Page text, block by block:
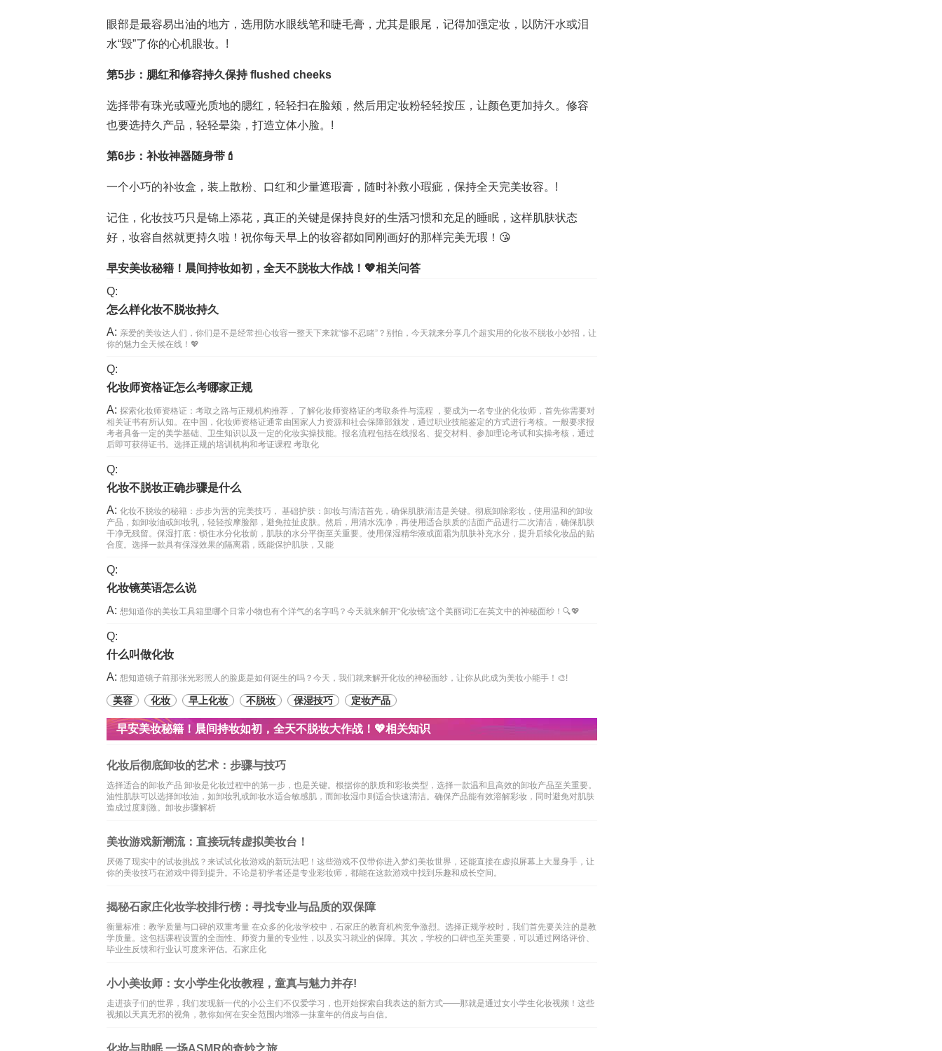
眼部是最容易出油的地方，选用防水眼线笔和睫毛膏，尤其是眼尾，记得加强定妆，以防汗水或泪
水“毁”了你的心机眼妆。!
第5步：腮红和修容持久保持 flushed cheeks
选择带有珠光或哑光质地的腮红，轻轻扫在脸颊，然后用定妆粉轻轻按压，让颜色更加持久。修容
也要选持久产品，轻轻晕染，打造立体小脸。!
第6步：补妆神器随身带💄
一个小巧的补妆盒，装上散粉、口红和少量遮瑕膏，随时补救小瑕疵，保持全天完美妆容。!
记住，化妆技巧只是锦上添花，真正的关键是保持良好的生活习惯和充足的睡眠，这样肌肤状态
好，妆容自然就更持久啦！祝你每天早上的妆容都如同刚画好的那样完美无瑕！😘
早安美妆秘籍！晨间持妆如初，全天不脱妆大作战！💖相关问答
Q:
怎么样化妆不脱妆持久
A: 亲爱的美妆达人们，你们是不是经常担心妆容一整天下来就“惨不忍睹”？别怕，今天就来分享几个超实用的化妆不脱妆小妙招，让
你的魅力全天候在线！💖
Q:
化妆师资格证怎么考哪家正规
A: 探索化妆师资格证：考取之路与正规机构推荐， 了解化妆师资格证的考取条件与流程 ，要成为一名专业的化妆师，首先你需要对
相关证书有所认知。在中国，化妆师资格证通常由国家人力资源和社会保障部颁发，通过职业技能鉴定的方式进行考核。一般要求报
考者具备一定的美学基础、卫生知识以及一定的化妆实操技能。报名流程包括在线报名、提交材料、参加理论考试和实操考核，通过
后即可获得证书。选择正规的培训机构和考证课程 考取化
Q:
化妆不脱妆正确步骤是什么
A: 化妆不脱妆的秘籍：步步为营的完美技巧， 基础护肤：卸妆与清洁首先，确保肌肤清洁是关键。彻底卸除彩妆，使用温和的卸妆
产品，如卸妆油或卸妆乳，轻轻按摩脸部，避免拉扯皮肤。然后，用清水洗净，再使用适合肤质的洁面产品进行二次清洁，确保肌肤
干净无残留。保湿打底：锁住水分化妆前，肌肤的水分平衡至关重要。使用保湿精华液或面霜为肌肤补充水分，提升后续化妆品的贴
合度。选择一款具有保湿效果的隔离霜，既能保护肌肤，又能
Q:
化妆镜英语怎么说
A: 想知道你的美妆工具箱里哪个日常小物也有个洋气的名字吗？今天就来解开“化妆镜”这个美丽词汇在英文中的神秘面纱！🔍💖
Q:
什么叫做化妆
A: 想知道镜子前那张光彩照人的脸庞是如何诞生的吗？今天，我们就来解开化妆的神秘面纱，让你从此成为美妆小能手！🎨!
美容 化妆 早上化妆 不脱妆 保湿技巧 定妆产品
早安美妆秘籍！晨间持妆如初，全天不脱妆大作战！💖相关知识
化妆后彻底卸妆的艺术：步骤与技巧
选择适合的卸妆产品 卸妆是化妆过程中的第一步，也是关键。根据你的肤质和彩妆类型，选择一款温和且高效的卸妆产品至关重要。
油性肌肤可以选择卸妆油，如卸妆乳或卸妆水适合敏感肌，而卸妆湿巾则适合快速清洁。确保产品能有效溶解彩妆，同时避免对肌肤
造成过度刺激。卸妆步骤解析
美妆游戏新潮流：直接玩转虚拟美妆台！
厌倦了现实中的试妆挑战？来试试化妆游戏的新玩法吧！这些游戏不仅带你进入梦幻美妆世界，还能直接在虚拟屏幕上大显身手，让
你的美妆技巧在游戏中得到提升。不论是初学者还是专业彩妆师，都能在这款游戏中找到乐趣和成长空间。
揭秘石家庄化妆学校排行榜：寻找专业与品质的双保障
衡量标准：教学质量与口碑的双重考量 在众多的化妆学校中，石家庄的教育机构竞争激烈。选择正规学校时，我们首先要关注的是教
学质量。这包括课程设置的全面性、师资力量的专业性，以及实习就业的保障。其次，学校的口碑也至关重要，可以通过网络评价、
毕业生反馈和行业认可度来评估。石家庄化
小小美妆师：女小学生化妆教程，童真与魅力并存!
走进孩子们的世界，我们发现新一代的小公主们不仅爱学习，也开始探索自我表达的新方式——那就是通过女小学生化妆视频！这些
视频以天真无邪的视角，教你如何在安全范围内增添一抹童年的俏皮与自信。
化妆与助眠 一场ASMR的奇妙之旅